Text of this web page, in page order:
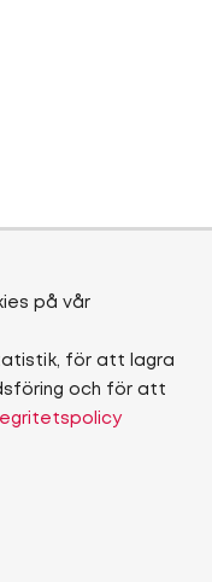
på vår
för att lagra
och för att